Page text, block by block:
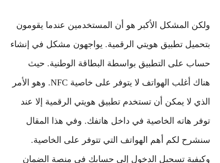
ولكن المشكل الأكبر هو أن المستخدمين عندما يقومون
بتحميل تطبيق هويتي الرقمية. يواجهون مشكل في إنشاء
حساب على التطبيق بواسطة البطاقة الوطنية. حيث
هناك أغلب الهواتف لا يتوفر على خاصية NFC. وهو الأمر
الذي لا يمكن أن تستخدم تطبيق هويتي الرقمية إلا عند
توفر هاته الخاصية في داخل هاتفك. وفي هذا المقال
سنشرح لكم أهم الهواتف التي تتوفر على الخاصية.
وكيفية تسجيل الدخول إلى حسابك في منصة الضمان